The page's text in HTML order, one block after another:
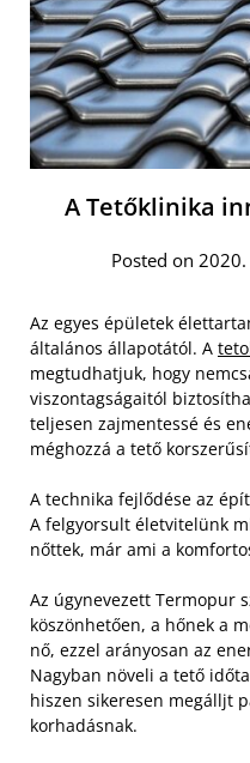
A Tetőklinika
Posted on
Az egyes épületek
általános állapotától. A
megtudhatjuk, hogy
viszontagságaitól
teljesen zajmentessé és
méghozzá a tető
A technika fejlődése az
A felgyorsult életvitelünk
nőttek, már ami a
Az úgynevezett Termopur
köszönhetően, a hőnek a
nő, ezzel arányosan az
Nagyban növeli a tető
hiszen sikeresen megálljt
korhadásnak.